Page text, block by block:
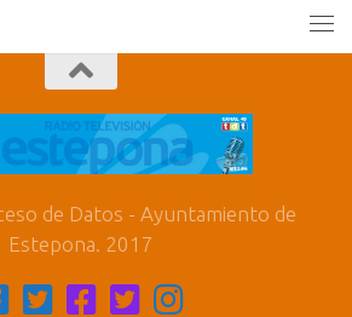
de Datos - Ayuntamiento de
Estepona. 2017